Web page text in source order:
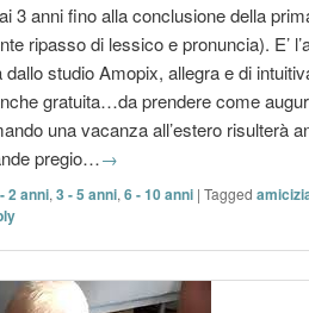
3 anni fino alla conclusione della
ripasso di lessico e pronuncia). E’
dallo studio Amopix, allegra e di
gratuita…da prendere come
una vacanza all’estero risulterà
pregio…→
2 anni, 3 - 5 anni, 6 - 10 anni | Tagged